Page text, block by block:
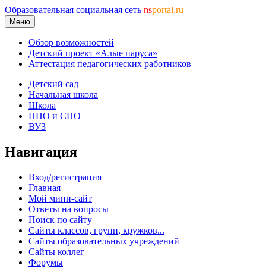
Образовательная социальная сеть nsportal.ru
Меню
Обзор возможностей
Детский проект «Алые паруса»
Аттестация педагогических работников
Детский сад
Начальная школа
Школа
НПО и СПО
ВУЗ
Навигация
Вход/регистрация
Главная
Мой мини-сайт
Ответы на вопросы
Поиск по сайту
Сайты классов, групп, кружков...
Сайты образовательных учреждений
Сайты коллег
Форумы